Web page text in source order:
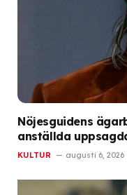
Nöjesguidens
anställda
KULTUR augusti 6, 2026